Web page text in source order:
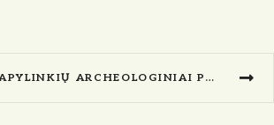
VILKIJOS APYLINKIŲ ARCHEOLOGINIAI PAMINKLAI